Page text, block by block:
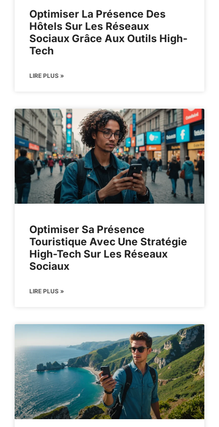
Optimiser La Présence Des
Hôtels Sur Les Réseaux
Sociaux Grâce Aux Outils High-
Tech
LIRE PLUS »
Optimiser Sa Présence
Touristique Avec Une Stratégie
High-Tech Sur Les Réseaux
Sociaux
LIRE PLUS »